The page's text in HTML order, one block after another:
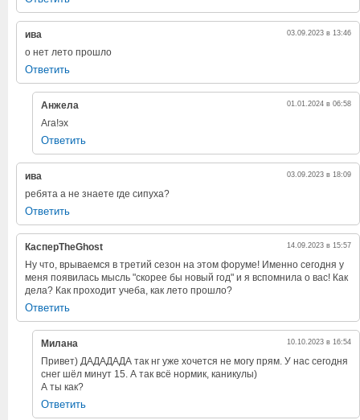
ива 03.09.2023 в 13:46
о нет лето прошло
Ответить
Анжела 01.01.2024 в 06:58
Ага!эх
Ответить
ива 03.09.2023 в 18:09
ребята а не знаете где сипуха?
Ответить
КасперTheGhost 14.09.2023 в 15:57
Ну что, врываемся в третий сезон на этом форуме! Именно сегодня у
меня появилась мысль "скорее бы новый год" и я вспомнила о вас! Как
дела? Как проходит учеба, как лето прошло?
Ответить
Милана 10.10.2023 в 16:54
Привет) ДАДАДАДА так нг уже хочется не могу прям. У нас сегодня
снег шёл минут 15. А так всё нормик, каникулы)
А ты как?
Ответить